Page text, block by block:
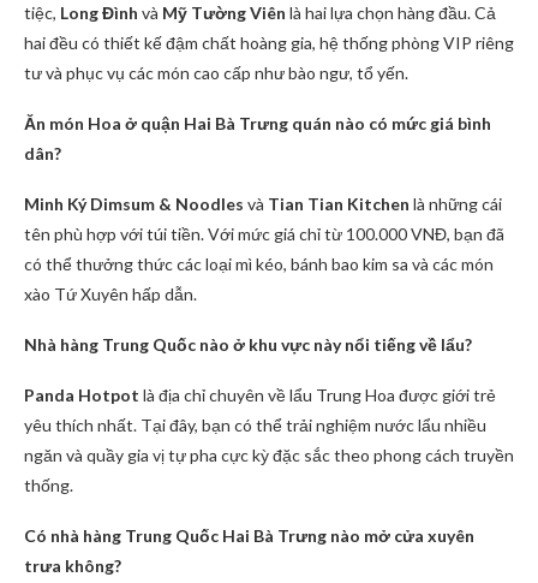
tiệc, Long Đình và Mỹ Tường Viên là hai lựa chọn hàng đầu. Cả
hai đều có thiết kế đậm chất hoàng gia, hệ thống phòng VIP riêng
tư và phục vụ các món cao cấp như bào ngư, tổ yến.
Ăn món Hoa ở quận Hai Bà Trưng quán nào có mức giá bình
dân?
Minh Ký Dimsum & Noodles và Tian Tian Kitchen là những cái
tên phù hợp với túi tiền. Với mức giá chỉ từ 100.000 VNĐ, bạn đã
có thể thưởng thức các loại mì kéo, bánh bao kim sa và các món
xào Tứ Xuyên hấp dẫn.
Nhà hàng Trung Quốc nào ở khu vực này nổi tiếng về lẩu?
Panda Hotpot là địa chỉ chuyên về lẩu Trung Hoa được giới trẻ
yêu thích nhất. Tại đây, bạn có thể trải nghiệm nước lẩu nhiều
ngăn và quầy gia vị tự pha cực kỳ đặc sắc theo phong cách truyền
thống.
Có nhà hàng Trung Quốc Hai Bà Trưng nào mở cửa xuyên
trưa không?